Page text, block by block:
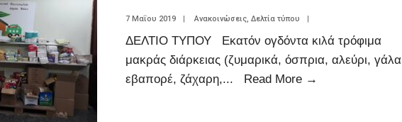
7 Μαΐου 2019 | Ανακοινώσεις, Δελτία τύπου |
ΔΕΛΤΙΟ ΤΥΠΟΥ Εκατόν ογδόντα κιλά τρόφιμα
μακράς διάρκειας (ζυμαρικά, όσπρια, αλεύρι, γάλα
εβαπορέ, ζάχαρη,... Read More →